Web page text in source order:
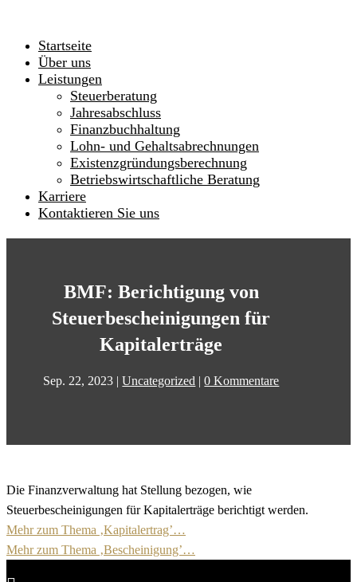
Startseite
Über uns
Leistungen
Steuerberatung
Jahresabschluss
Finanzbuchhaltung
Lohn- und Gehaltsabrechnungen
Existenzgründungsberechnung
Betriebswirtschaftliche Beratung
Karriere
Kontaktieren Sie uns
BMF: Berichtigung von
Steuerbescheinigungen für
Kapitalerträge
Sep. 22, 2023 |Uncategorized |0 Kommentare
Die Finanzverwaltung hat Stellung bezogen, wie
Steuerbescheinigungen für Kapitalerträge berichtigt werden.
Mehr zum Thema ‚Kapitalertrag’…
Mehr zum Thema ‚Bescheinigung’…